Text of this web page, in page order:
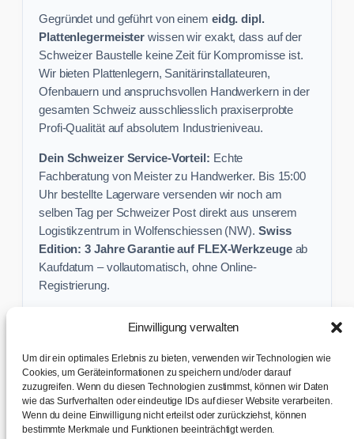
Einwilligung verwalten
Um dir ein optimales Erlebnis zu bieten, verwenden wir Technologien wie
Cookies, um Geräteinformationen zu speichern und/oder darauf
zuzugreifen. Wenn du diesen Technologien zustimmst, können wir Daten
wie das Surfverhalten oder eindeutige IDs auf dieser Website verarbeiten.
Wenn du deine Einwilligung nicht erteilst oder zurückziehst, können
bestimmte Merkmale und Funktionen beeinträchtigt werden.
Gegründet und geführt von einem eidg. dipl.
Plattenlegermeister wissen wir exakt, dass auf der
Schweizer Baustelle keine Zeit für Kompromisse ist.
Wir bieten Plattenlegern, Sanitärinstallateuren,
Ofenbauern und anspruchsvollen Handwerkern in der
gesamten Schweiz ausschliesslich praxiserprobte
Profi-Qualität auf absolutem Industrieniveau.
Dein Schweizer Service-Vorteil: Echte
Fachberatung von Meister zu Handwerker. Bis 15:00
Uhr bestellte Lagerware versenden wir noch am
selben Tag per Schweizer Post direkt aus unserem
Logistikzentrum in Wolfenschiessen (NW). Swiss
Edition: 3 Jahre Garantie auf FLEX-Werkzeugeab
Kaufdatum – vollautomatisch, ohne Online-
Registrierung.
Sichere dir exklusive Angebote und praktische
Baustellen-Tipps direkt in dein Postfach.
✉ Zur Anmeldung